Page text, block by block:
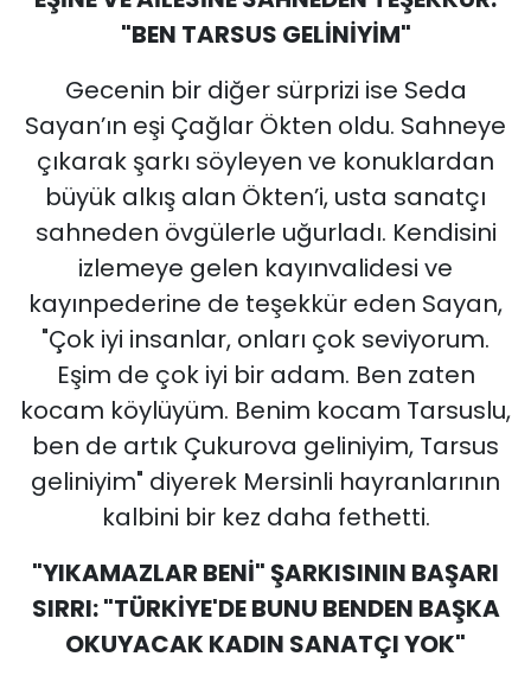
"BEN TARSUS GELİNİYİM"
Gecenin bir diğer sürprizi ise Seda
Sayan’ın eşi Çağlar Ökten oldu. Sahneye
çıkarak şarkı söyleyen ve konuklardan
büyük alkış alan Ökten’i, usta sanatçı
sahneden övgülerle uğurladı. Kendisini
izlemeye gelen kayınvalidesi ve
kayınpederine de teşekkür eden Sayan,
"Çok iyi insanlar, onları çok seviyorum.
Eşim de çok iyi bir adam. Ben zaten
kocam köylüyüm. Benim kocam Tarsuslu,
ben de artık Çukurova geliniyim, Tarsus
geliniyim" diyerek Mersinli hayranlarının
kalbini bir kez daha fethetti.
"YIKAMAZLAR BENİ" ŞARKISININ BAŞARI
SIRRI: "TÜRKİYE'DE BUNU BENDEN BAŞKA
OKUYACAK KADIN SANATÇI YOK"